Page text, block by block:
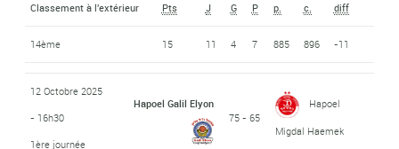
Classement à l'extérieur Pts J G P p. c. diff
14ème 15 11 4 7 885 896 -11
12 Octobre 2025
- 16h30
1ère journée
Hapoel Galil Elyon
75 - 65
Hapoel
Migdal Haemek